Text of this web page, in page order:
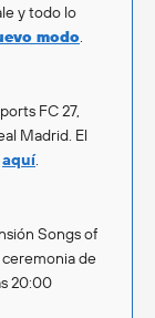
y todo lo
modo.
FC 27,
Madrid. El
aquí.
Songs of
de
20:00